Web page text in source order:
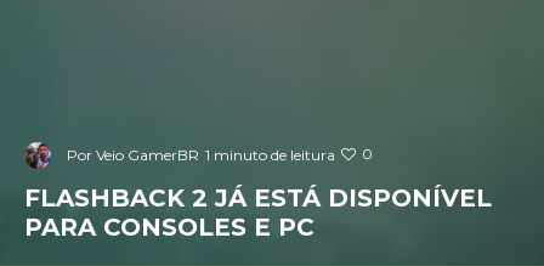
Por Veio GamerBR 1 minuto de leitura 0
FLASHBACK 2 JÁ ESTÁ DISPONÍVEL
PARA CONSOLES E PC